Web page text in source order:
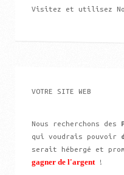
Visitez et utilisez
VOTRE SITE WEB
Nous recherchons des
qui voudrais pouvoir
serait hébergé et
gagner de l'argent !